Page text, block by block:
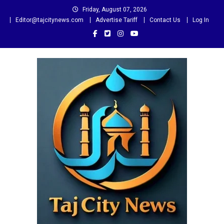
Friday, August 07, 2026
Editor@tajcitynews.com
Advertise Tariff Contact Us Log In